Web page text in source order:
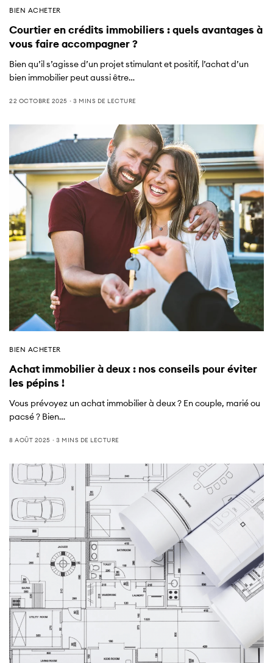
BIEN ACHETER
Courtier en crédits immobiliers : quels avantages à
vous faire accompagner ?
Bien qu’il s’agisse d’un projet stimulant et positif, l’achat d’un
bien immobilier peut aussi être…
22 OCTOBRE 2025 3 MINS DE LECTURE
BIEN ACHETER
Achat immobilier à deux : nos conseils pour éviter
les pépins !
Vous prévoyez un achat immobilier à deux ? En couple, marié ou
pacsé ? Bien…
8 AOÛT 2025 3 MINS DE LECTURE